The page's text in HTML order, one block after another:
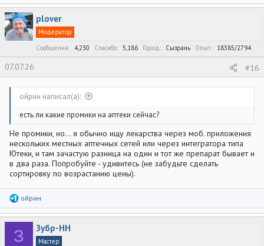
а
к
ц
и
и
plover
Модератор
Сообщения
4,230 Спасибо 5,186 Город Сызрань Опыт 18385/2794
07.07.26 #16
ойрин написал(а):
есть ли какие промики на аптеки сейчас?
Не промики, но... я обычно ищу лекарства через моб. приложения
нескольких местных аптечных сетей или через интегратора типа
Ютеки, и там зачастую разница на один и тот же препарат бывает и
в два раза. Попробуйте - удивитесь (не забудьте сделать
сортировку по возрастанию цены).
Р
а
к
ц
и
ойрин
З Зубр-НН
Мастер